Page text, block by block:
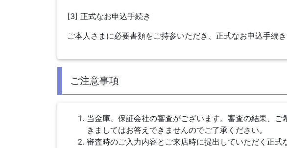
[3] 正式なお申込手続き
ご本人さまに必要書類をご持参いただき、正式なお申込手続き
ご注意事項
当金庫、保証会社の審査がございます。審査の結果、
きましてはお答えできませんのでご了承ください。
審査時のご入力内容とご来店時に提出していただく正